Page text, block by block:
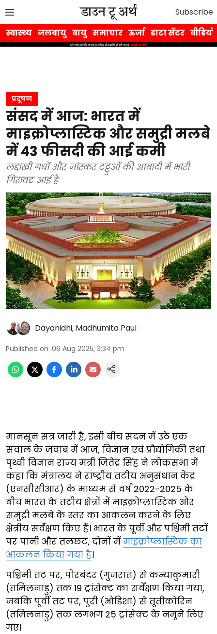
Subscribe
स्वास्थ्य जलवायु वायु समाचार ऊर्जा डाटा सेंटर वीडियो
प्रदूषण
संसद में आज: भारत में
माइक्रोप्लास्टिक और समुद्री मलबे
में 43 फीसदी की आई कमी
लद्दाखी गधों और जांस्कर टट्टुओं की आबादी में भारी
गिरावट आई है
Dayanidhi, Madhumita Paul
Published on: 06 Aug 2025, 3:34 pm
मानसून सत्र जारी है, इसी बीच सदन में उठे एक
सवाल के जवाब में आज, विज्ञान एवं प्रौद्योगिकी तथा
पृथ्वी विज्ञान राज्य मंत्री जितेंद्र सिंह ने लोकसभा में
कहा कि मंत्रालय ने राष्ट्रीय तटीय अनुसंधान केंद्र
(एनसीसीआर) के माध्यम से वर्ष 2022-2025 के
बीच भारत के तटीय क्षेत्रों में माइक्रोप्लास्टिक और
समुद्री मलबे के स्तर का आकलन करने के लिए
क्षेत्रीय सर्वेक्षण किए हैं। भारत के पूर्वी और पश्चिमी तटों
पर पानी और तलछट, दोनों में माइक्रोप्लास्टिक का
आकलन किया गया है।
पश्चिमी तट पर, पोरबंदर (गुजरात) से कन्याकुमारी
(तमिलनाडु) तक 19 ट्रांसेक्ट का सर्वेक्षण किया गया,
जबकि पूर्वी तट पर, पुरी (ओडिशा) से तूतीकोरिन
(तमिलनाडु) तक लगभग 25 ट्रांसेक्ट के नमूने लिए
गए।